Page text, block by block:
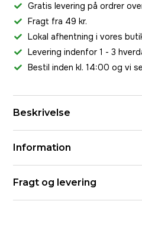
Gratis levering på ordrer
Fragt fra 49 kr.
Lokal afhentning i vores
Levering indenfor 1 - 3
Bestil inden kl. 14:00 og vi
Beskrivelse
Information
Fragt og levering